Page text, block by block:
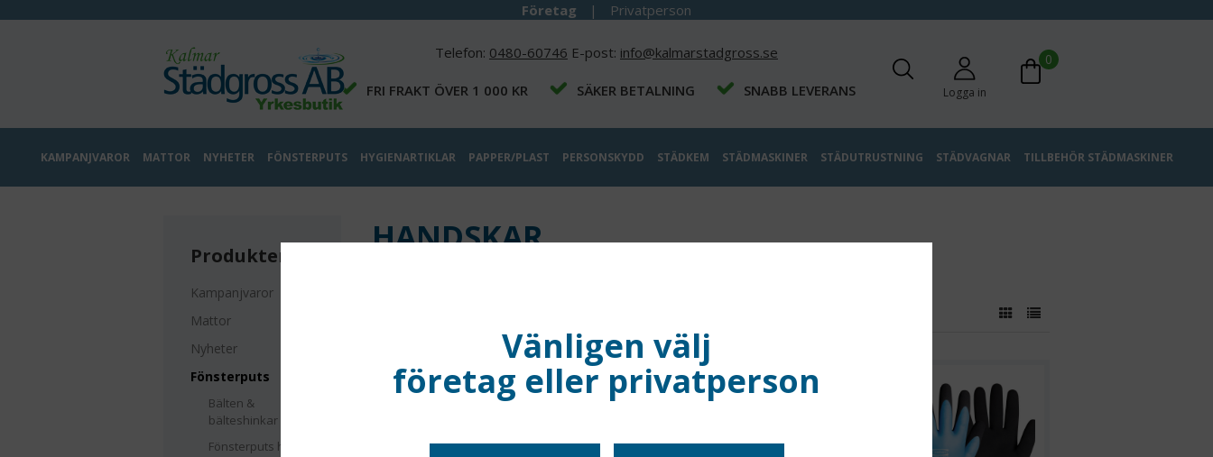
Företag | Privatperson
Telefon: 0480-60746 E-post: info@kalmarstadgross.se
FRI FRAKT ÖVER 1 000 KR SÄKER BETALNING SNABB LEVERANS Logga in
0
KAMPANJVAROR MATTOR NYHETER FÖNSTERPUTS HYGIENARTIKLAR PAPPER/PLAST PERSONSKYDD STÄDKEM STÄDMASKINER STÄDUTRUSTNING STÄDVAGNAR TILLBEHÖR STÄDMASKINER
Produkter
Kampanjvaror
Mattor
Nyheter
Fönsterputs
Bälten &
bälteshinkar
Fönsterputs hink
HANDSKAR
Vänligen välj
företag eller privatperson